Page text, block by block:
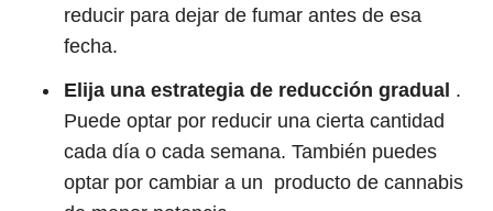
reducir para dejar de fumar antes de esa
fecha.
Elija una estrategia de reducción gradual .
Puede optar por reducir una cierta cantidad
cada día o cada semana. También puedes
optar por cambiar a un producto de cannabis